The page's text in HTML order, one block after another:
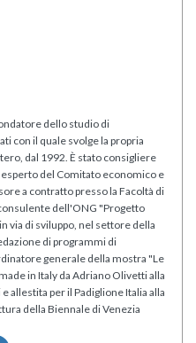
dello studio di
con il quale svolge la propria
dal 1992. È stato consigliere
del Comitato economico e
a contratto presso la Facoltà di
dell'ONG "Progetto
via di sviluppo, nel settore della
di programmi di
generale della mostra "Le
in Italy da Adriano Olivetti alla
allestita per il Padiglione Italia alla
della Biennale di Venezia